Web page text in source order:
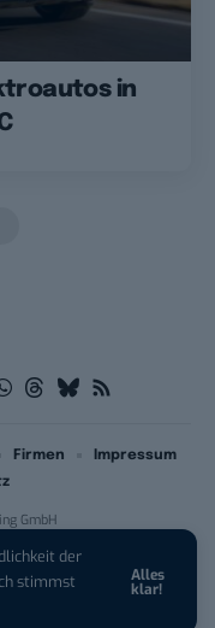
der
stimmst
Alles
klar!
in
GmbH
Firmen
Impressum
+